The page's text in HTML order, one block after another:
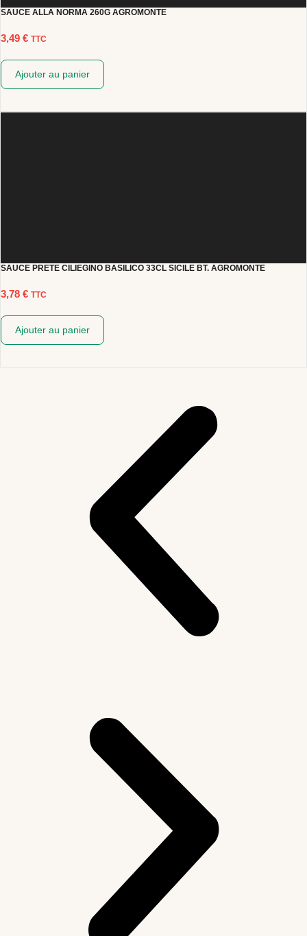
SAUCE ALLA NORMA 260G AGROMONTE
3,49 € TTC
Ajouter au panier
SAUCE PRETE CILIEGINO BASILICO 33CL SICILE BT. AGROMONTE
3,78 € TTC
Ajouter au panier